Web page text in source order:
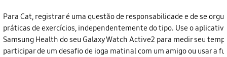
Para Cat, registrar é uma questão de responsabilidade e de se
práticas de exercícios, independentemente do tipo. Use o
Samsung Health do seu Galaxy Watch Active2 para medir seu
participar de um desafio de ioga matinal com um amigo ou usar a